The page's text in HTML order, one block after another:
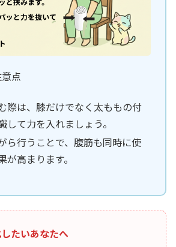
点
際は、膝だけでなく太ももの付
して力を入れましょう。
ら行うことで、腹筋も同時に使
が高まります。
たいあなたへ